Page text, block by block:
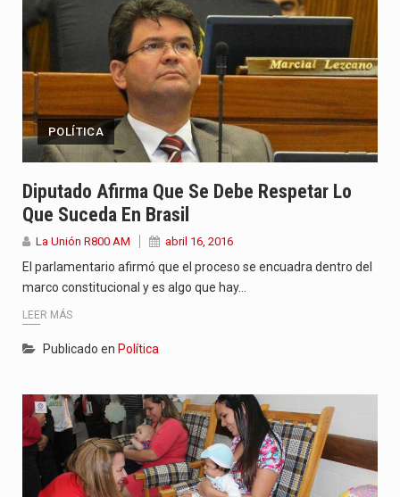
POLÍTICA
Diputado Afirma Que Se Debe Respetar Lo
Que Suceda En Brasil
La Unión R800 AM abril 16, 2016
El parlamentario afirmó que el proceso se encuadra dentro del
marco constitucional y es algo que hay…
LEER MÁS
Publicado en Política